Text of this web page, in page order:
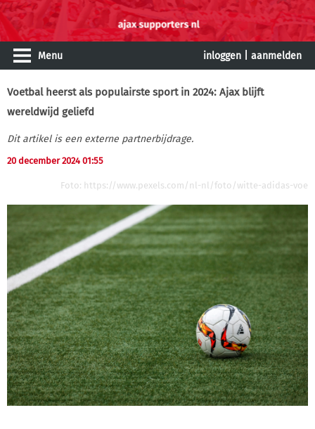
Menu inloggen aanmelden
Voetbal heerst als populairste sport in 2024: Ajax blijft
wereldwijd geliefd
Dit artikel is een externe partnerbijdrage.
20 december 2024 01:55
Foto: https://www.pexels.com/nl-nl/foto/witte-adidas-voe